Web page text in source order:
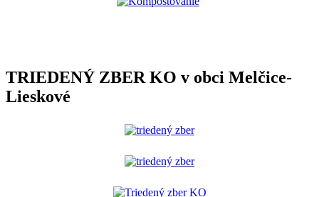
TRIEDENÝ ZBER KO v obci Melčice-
Lieskové